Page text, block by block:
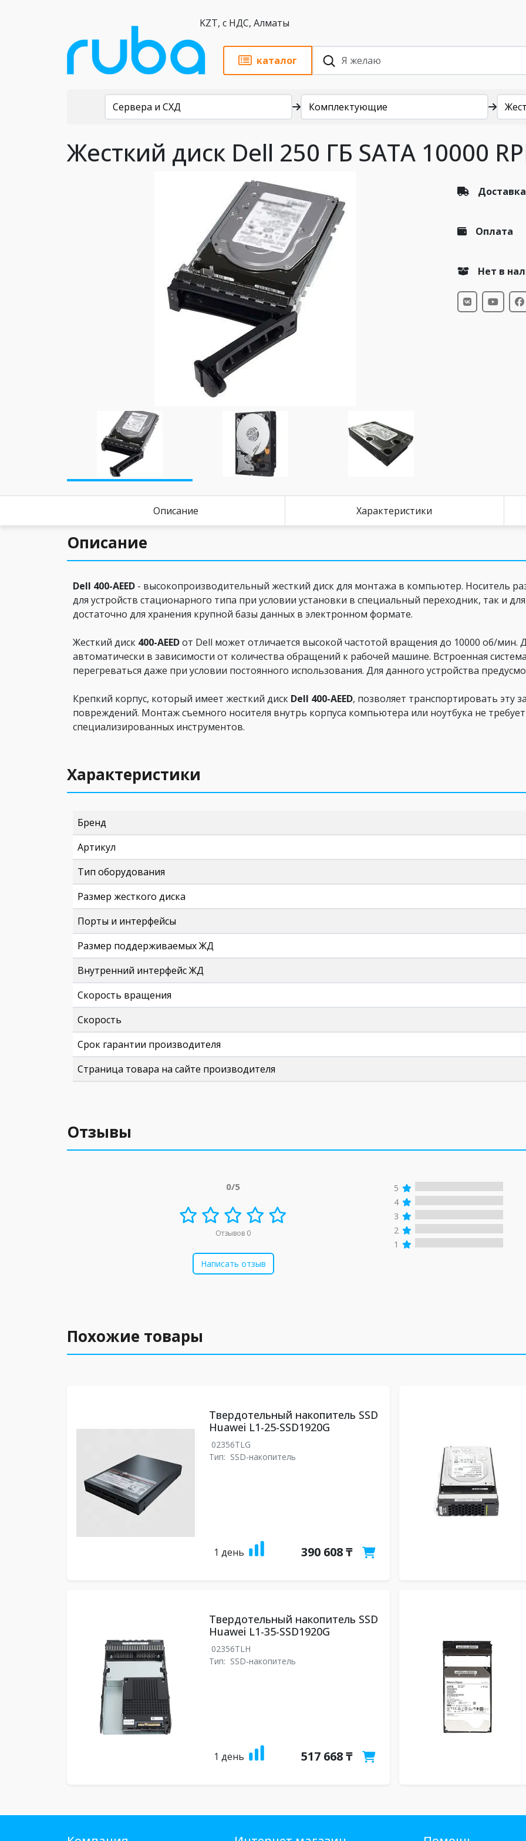
KZT, с НДС, Алматы
каталог
Каталог
Сервера и СХД Комплектующие
Жесткий диск Dell 250 ГБ SATA 10000
Доставка
Оплата
Нет в
Описание Характеристики
Описание
Dell 400-AEED - высокопроизводительный жесткий диск для монтажа в компьютер. Носитель
для устройств стационарного типа при условии установки в специальный переходник, так и
достаточно для хранения крупной базы данных в электронном формате.
Жесткий диск 400-AEEDот Dell может отличается высокой частотой вращения до 10000 об/мин.
автоматически в зависимости от количества обращений к рабочей машине. Встроенная
перегреваться даже при условии постоянного использования. Для данного устройства
Крепкий корпус, который имеет жесткий диск Dell 400-AEED, позволяет транспортировать эту
повреждений. Монтаж съемного носителя внутрь корпуса компьютера или ноутбука не
специализированных инструментов.
Характеристики
Бренд
Артикул
Тип оборудования
Размер жесткого диска
Порты и интерфейсы
Размер поддерживаемых ЖД
Внутренний интерфейс ЖД
Скорость вращения
Скорость
Срок гарантии производителя
Страница товара на сайте производителя
Отзывы
0/5
Отзывов 0
Написать отзыв
5
4
3
2
1
Похожие товары
Твердотельный накопитель SSD
Huawei L1-25-SSD1920G
02356TLG
Тип: SSD-накопитель
1 день 390 608 ₸
Твердотельный накопитель SSD
Huawei L1-35-SSD1920G
02356TLH
Тип: SSD-накопитель
1 день 517 668 ₸